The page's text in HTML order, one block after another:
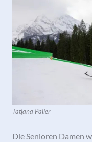
Tatjana Paller
Die Senioren Damen